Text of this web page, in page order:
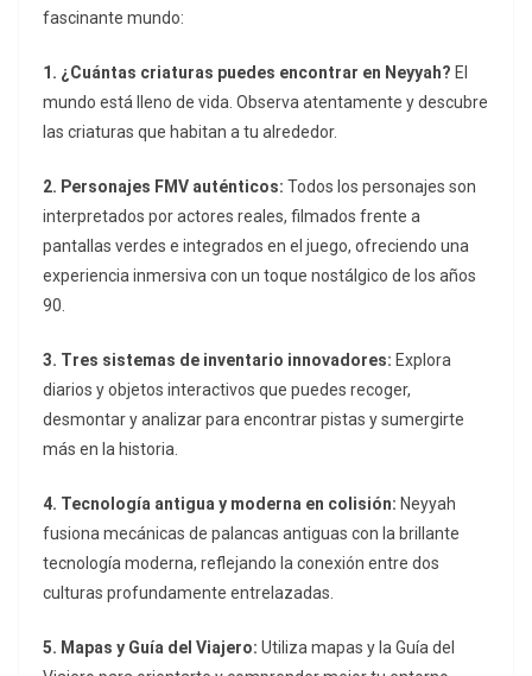
fascinante mundo:
1. ¿Cuántas criaturas puedes encontrar en Neyyah? El
mundo está lleno de vida. Observa atentamente y descubre
las criaturas que habitan a tu alrededor.
2. Personajes FMV auténticos: Todos los personajes son
interpretados por actores reales, filmados frente a
pantallas verdes e integrados en el juego, ofreciendo una
experiencia inmersiva con un toque nostálgico de los años
90.
3. Tres sistemas de inventario innovadores: Explora
diarios y objetos interactivos que puedes recoger,
desmontar y analizar para encontrar pistas y sumergirte
más en la historia.
4. Tecnología antigua y moderna en colisión: Neyyah
fusiona mecánicas de palancas antiguas con la brillante
tecnología moderna, reflejando la conexión entre dos
culturas profundamente entrelazadas.
5. Mapas y Guía del Viajero: Utiliza mapas y la Guía del